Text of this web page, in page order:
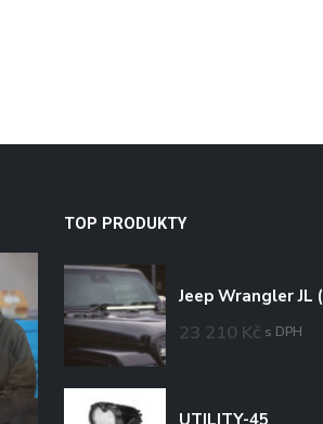
TOP PRODUKTY
23 210 Kč s DPH